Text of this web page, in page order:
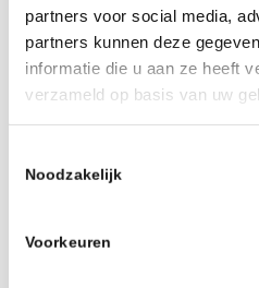
partners voor social media,
partners kunnen deze
informatie die u aan ze heeft
verzameld op basis van uw
Noodzakelijk
Voorkeuren
11 maart 2019